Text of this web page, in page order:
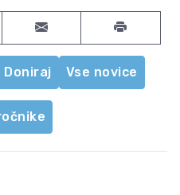
on TwitterShare by email
Doniraj Vse novice